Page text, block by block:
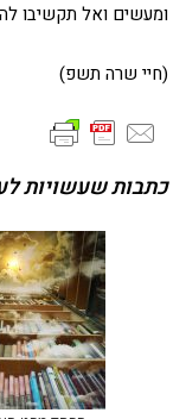
ומעשים ואל תקשיבו
(חיי שרה תשפ)
כתבות שעשויות